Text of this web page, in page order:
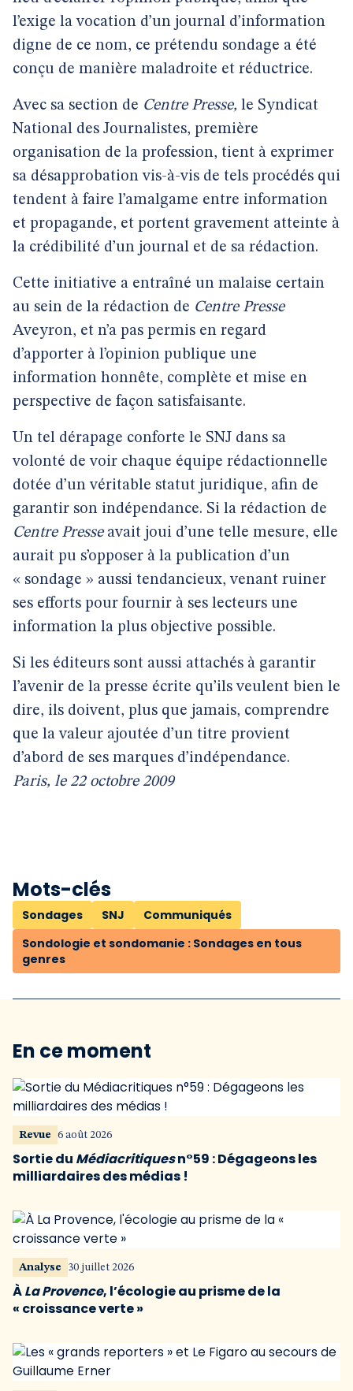
l’exige la vocation d’un journal d’information
digne de ce nom, ce prétendu sondage a été
conçu de manière maladroite et réductrice.
Avec sa section de Centre Presse, le Syndicat
National des Journalistes, première
organisation de la profession, tient à exprimer
sa désapprobation vis-à-vis de tels procédés qui
tendent à faire l’amalgame entre information
et propagande, et portent gravement atteinte à
la crédibilité d’un journal et de sa rédaction.
Cette initiative a entraîné un malaise certain
au sein de la rédaction de Centre Presse
Aveyron, et n’a pas permis en regard
d’apporter à l’opinion publique une
information honnête, complète et mise en
perspective de façon satisfaisante.
Un tel dérapage conforte le SNJ dans sa
volonté de voir chaque équipe rédactionnelle
dotée d’un véritable statut juridique, afin de
garantir son indépendance. Si la rédaction de
Centre Presseavait joui d’une telle mesure, elle
aurait pu s’opposer à la publication d’un
« sondage » aussi tendancieux, venant ruiner
ses efforts pour fournir à ses lecteurs une
information la plus objective possible.
Si les éditeurs sont aussi attachés à garantir
l’avenir de la presse écrite qu’ils veulent bien le
dire, ils doivent, plus que jamais, comprendre
que la valeur ajoutée d’un titre provient
d’abord de ses marques d’indépendance.
Paris, le 22 octobre 2009
Mots-clés
Sondages SNJ
Communiqués
Sondologie et sondomanie : Sondages en tous
genres
En ce moment
Revue 6 août 2026
Sortie du Médiacritiquesn°59 : Dégageons les
milliardaires des médias !
Analyse 30 juillet 2026
ÀLa Provence, l’écologie au prisme de la
« croissance verte »